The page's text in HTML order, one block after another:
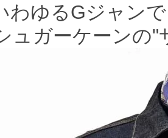
わゆるGジャン
ュガーケーンの